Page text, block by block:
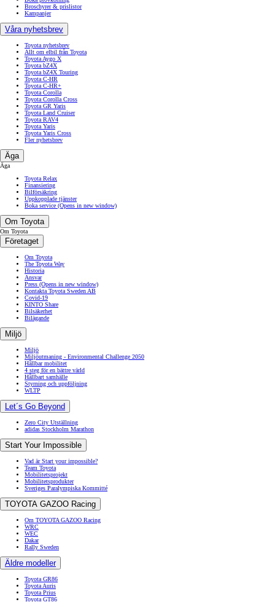
Broschyrer & prislistor
Kampanjer
Våra nyhetsbrev
Toyota nyhetsbrev
Allt om elbil från Toyota
Toyota Aygo X
Toyota bZ4X
Toyota bZ4X Touring
Toyota C-HR
Toyota C-HR+
Toyota Corolla
Toyota Corolla Cross
Toyota GR Yaris
Toyota Land Cruiser
Toyota RAV4
Toyota Yaris
Toyota Yaris Cross
Fler nyhetsbrev
Äga
Äga
Toyota Relax
Finansiering
Bilförsäkring
Uppkopplade tjänster
Boka service (Opens in new window)
Om Toyota
Om Toyota
Företaget
Om Toyota
The Toyota Way
Historia
Ansvar
Press (Opens in new window)
Kontakta Toyota Sweden AB
Covid-19
KINTO Share
Bilsäkerhet
Bilägande
Miljö
Miljö
Miljöutmaning - Environmental Challenge 2050
Hållbar mobilitet
4 steg för en bättre värld
Hållbart samhälle
Styrning och uppföljning
WLTP
Let´s Go Beyond
Zero City Utställning
adidas Stockholm Marathon
Start Your Impossible
Vad är Start your impossible?
Team Toyota
Mobilitetsprojekt
Mobilitetsprodukter
Sveriges Paralympiska Kommitté
TOYOTA GAZOO Racing
Om TOYOTA GAZOO Racing
WRC
WEC
Dakar
Rally Sweden
Äldre modeller
Toyota GR86
Toyota Auris
Toyota Prius
Toyota GT86